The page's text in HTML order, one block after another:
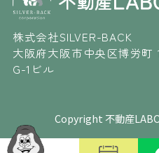
株式会社SILVER-BACK
大阪府大阪市中央区博労町
G-1ビル
Copyright 不動産